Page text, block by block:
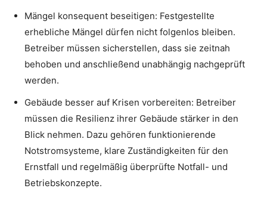
Mängel konsequent beseitigen: Festgestellte
erhebliche Mängel dürfen nicht folgenlos bleiben.
Betreiber müssen sicherstellen, dass sie zeitnah
behoben und anschließend unabhängig nachgeprüft
werden.
Gebäude besser auf Krisen vorbereiten: Betreiber
müssen die Resilienz ihrer Gebäude stärker in den
Blick nehmen. Dazu gehören funktionierende
Notstromsysteme, klare Zuständigkeiten für den
Ernstfall und regelmäßig überprüfte Notfall- und
Betriebskonzepte.